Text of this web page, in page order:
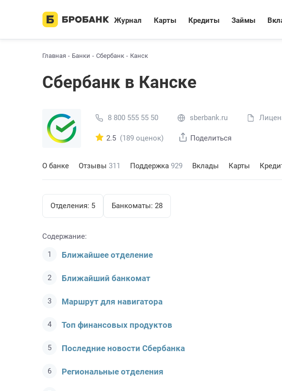
Журнал Карты Кредиты Займы
Главная Банки Сбербанк Канск
Сбербанк в Канске
8 800 555 55 50 sberbank.ru
2.5 (189 оценок) Поделиться
О банке Отзывы 311 Поддержка 929 Вклады Карты
Отделения: 5 Банкоматы: 28
Содержание:
Ближайшее отделение
Ближайший банкомат
Маршрут для навигатора
Топ финансовых продуктов
Последние новости Сбербанкa
Региональные отделения